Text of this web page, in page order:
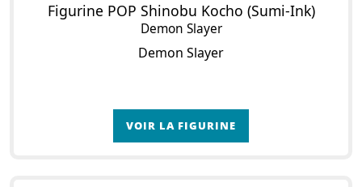
Figurine POP Shinobu Kocho (Sumi-Ink)
Demon Slayer
Demon Slayer
VOIR LA FIGURINE